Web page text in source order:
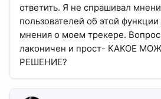
ответить. Я не спрашивал
пользователей об этой
мнения о моем трекере.
лаконичен и прост- КАКОЕ
РЕШЕНИЕ?